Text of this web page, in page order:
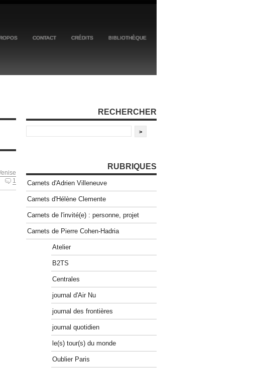
CONTACT CRÉDITS BIBLIOTHÈQUE
1
RECHERCHER
RUBRIQUES
Carnets d'Adrien Villeneuve
Carnets d'Hélène Clemente
Carnets de l'invité(e) : personne, projet
Carnets de Pierre Cohen-Hadria
Atelier
B2TS
Centrales
journal d'Air Nu
journal des frontières
journal quotidien
le(s) tour(s) du monde
Oublier Paris